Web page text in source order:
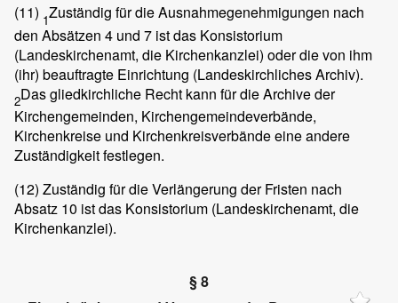
(11) 1Zuständig für die Ausnahmegenehmigungen nach
den Absätzen 4 und 7 ist das Konsistorium
(Landeskirchenamt, die Kirchenkanzlei) oder die von ihm
(ihr) beauftragte Einrichtung (Landeskirchliches Archiv).
2Das gliedkirchliche Recht kann für die Archive der
Kirchengemeinden, Kirchengemeindeverbände,
Kirchenkreise und Kirchenkreisverbände eine andere
Zuständigkeit festlegen.
(12) Zuständig für die Verlängerung der Fristen nach
Absatz 10 ist das Konsistorium (Landeskirchenamt, die
Kirchenkanzlei).
§ 8